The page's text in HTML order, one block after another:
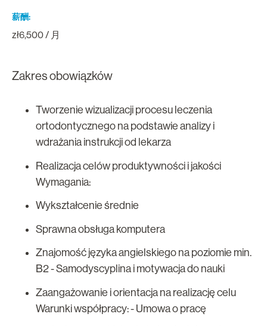
薪酬
zł6,500 / 月
Zakres obowiązków
Tworzenie wizualizacji procesu leczenia
ortodontycznego na podstawie analizy i
wdrażania instrukcji od lekarza
Realizacja celów produktywności i jakości
Wymagania:
Wykształcenie średnie
Sprawna obsługa komputera
Znajomość języka angielskiego na poziomie min.
B2 - Samodyscyplina i motywacja do nauki
Zaangażowanie i orientacja na realizację celu
Warunki współpracy: - Umowa o pracę